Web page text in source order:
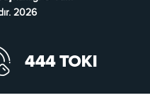
2026